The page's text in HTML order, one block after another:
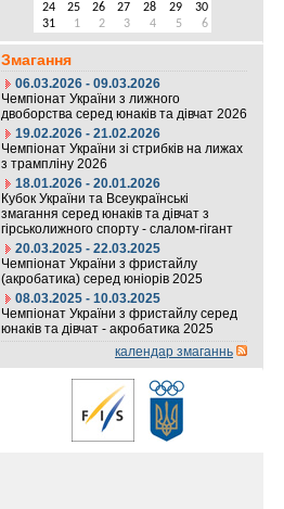
24
25 26 27 28 29
30
31
1 2 3 4 5 6
Змагання
06.03.2026 - 09.03.2026
Чемпіонат України з лижного
двоборства серед юнаків та дівчат 2026
19.02.2026 - 21.02.2026
Чемпіонат України зі стрибків на лижах
з трампліну 2026
18.01.2026 - 20.01.2026
Кубок України та Всеукраїнські
змагання серед юнаків та дівчат з
гірськолижного спорту - слалом-гігант
20.03.2025 - 22.03.2025
Чемпіонат України з фристайлу
(акробатика) серед юніорів 2025
08.03.2025 - 10.03.2025
Чемпіонат України з фристайлу серед
юнаків та дівчат - акробатика 2025
календар змаганнь